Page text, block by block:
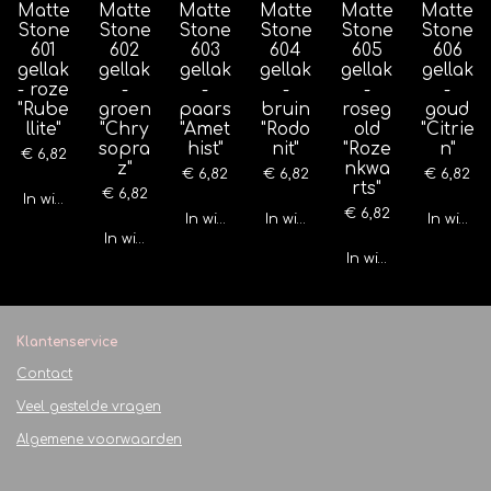
Matte
Stone
601
gellak
- roze
"Rube
llite"
€ 6,82
In winkelwagen
Matte
Stone
602
gellak
-
groen
"Chry
sopra
z"
€ 6,82
In winkelwagen
Matte
Stone
603
gellak
-
paars
"Amet
hist"
€ 6,82
In winkelwagen
Matte
Stone
604
gellak
-
bruin
"Rodo
nit"
€ 6,82
In winkelwagen
Matte
Stone
605
gellak
-
roseg
old
"Roze
nkwa
rts"
€ 6,82
In winkelwagen
Matte
Stone
606
gellak
-
goud
"Citrie
n"
€ 6,82
In
Klantenservice
Contact
Veel gestelde vragen
Algemene voorwaarden